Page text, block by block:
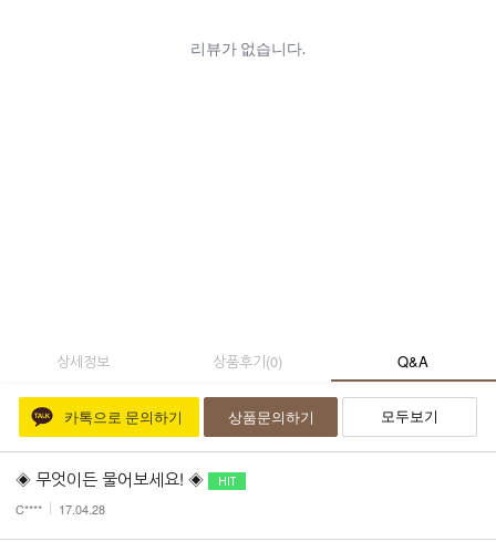
상세정보 상품후기(0) Q&A
카톡으로 문의하기 상품문의하기 모두보기
◈ 무엇이든 물어보세요! ◈
C**** 17.04.28